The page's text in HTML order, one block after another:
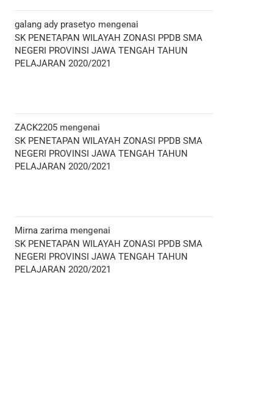
galang ady prasetyo mengenai
SK PENETAPAN WILAYAH ZONASI PPDB SMA
NEGERI PROVINSI JAWA TENGAH TAHUN
PELAJARAN 2020/2021
ZACK2205 mengenai
SK PENETAPAN WILAYAH ZONASI PPDB SMA
NEGERI PROVINSI JAWA TENGAH TAHUN
PELAJARAN 2020/2021
Mirna zarima mengenai
SK PENETAPAN WILAYAH ZONASI PPDB SMA
NEGERI PROVINSI JAWA TENGAH TAHUN
PELAJARAN 2020/2021